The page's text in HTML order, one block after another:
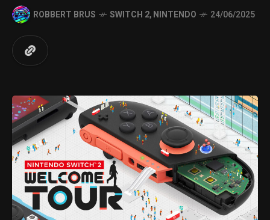
ROBBERT BRUS SWITCH 2,NINTENDO 24/06/2025